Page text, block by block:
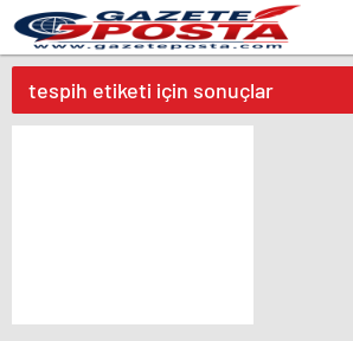
tespih etiketi için sonuçlar